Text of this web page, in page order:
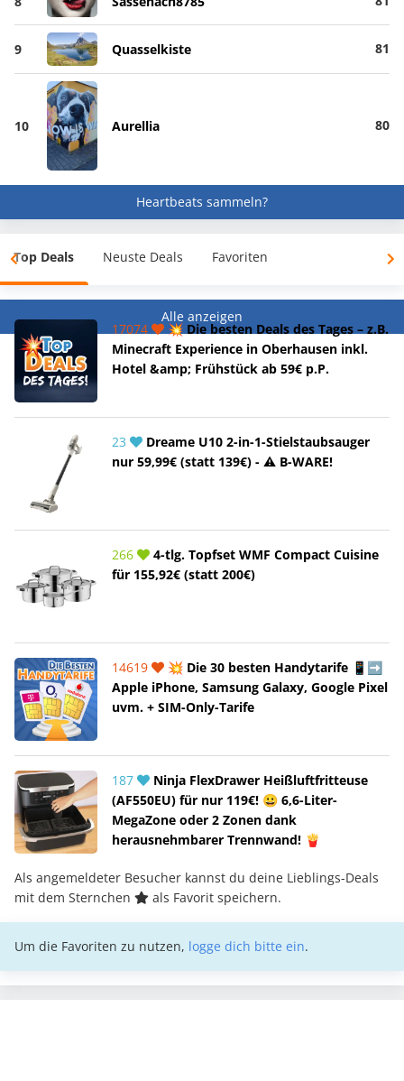
9 Quasselkiste 81
10 Aurellia 80
Heartbeats sammeln?
Top Deals Neuste Deals Favoriten
Alle anzeigen
17074
💥 Die besten Deals des Tages – z.B.
Minecraft Experience in Oberhausen inkl.
Hotel &amp; Frühstück ab 59€ p.P.
23
Dreame U10 2-in-1-Stielstaubsauger
nur 59,99€ (statt 139€) - ⚠️ B-WARE!
266
4-tlg. Topfset WMF Compact Cuisine
für 155,92€ (statt 200€)
14619
💥 Die 30 besten Handytarife 📱➡️
Apple iPhone, Samsung Galaxy, Google Pixel
uvm. + SIM-Only-Tarife
187
Ninja FlexDrawer Heißluftfritteuse
(AF550EU) für nur 119€! 😀 6,6-Liter-
MegaZone oder 2 Zonen dank
herausnehmbarer Trennwand! 🍟
Als angemeldeter Besucher kannst du deine Lieblings-Deals
mit dem Sternchen
als Favorit speichern.
Um die Favoriten zu nutzen, logge dich bitte ein.